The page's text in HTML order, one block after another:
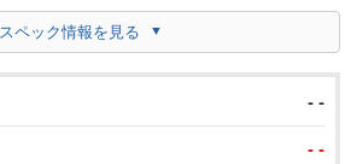
スペック情報を見る
- -
- -